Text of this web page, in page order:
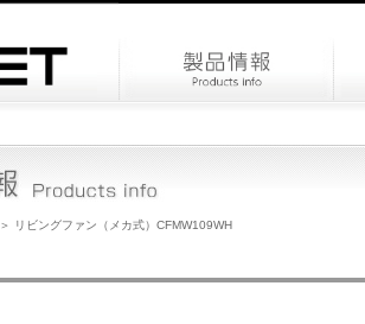
＞ リビングファン（メカ式）CFMW109WH